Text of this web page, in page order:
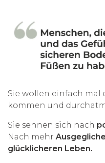
Sie wollen einfach mal
kommen und
Sie sehnen sich nach
Nach mehr
glücklicheren Leben.